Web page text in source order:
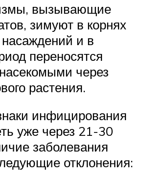
вызывающие
зимуют в корнях
насаждений и в
переносятся
через
растения.
инфицирования
уже через 21-30
заболевания
отклонения: